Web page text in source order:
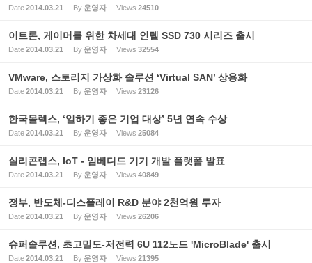
Date2014.03.21 By 운영자 Views 24510
이트론, 게이머를 위한 차세대 인텔 SSD 730 시리즈 출시
Date2014.03.21 By 운영자 Views 32554
VMware, 스토리지 가상화 솔루션 ‘Virtual SAN’ 상용화
Date2014.03.21 By 운영자 Views 23126
한국몰렉스, ‘일하기 좋은 기업 대상’ 5년 연속 수상
Date2014.03.21 By 운영자 Views 25084
실리콘랩스, IoT - 임베디드 기기 개발 플랫폼 발표
Date2014.03.21 By 운영자 Views 40849
정부, 반도체-디스플레이 R&D 분야 2천억원 투자
Date2014.03.21 By 운영자 Views 26206
슈퍼솔루션, 초고밀도-저전력 6U 112노드 'MicroBlade' 출시
Date2014.03.21 By 운영자 Views 21395